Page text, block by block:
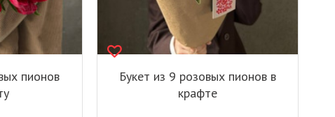
пионов
Букет из 9 розовых пионов в
крафте